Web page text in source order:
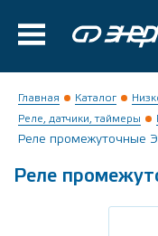
Главная Каталог
Реле, датчики, таймеры
Реле промежуточные
Реле